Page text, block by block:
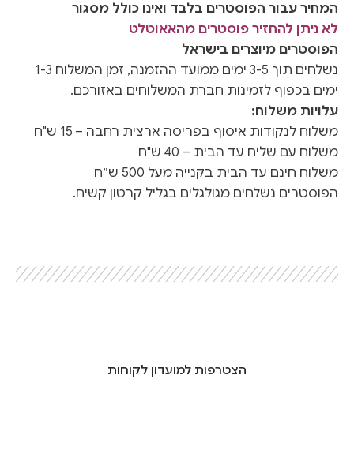
המחיר עבור הפוסטרים בלבד ואינו כולל מסגור
לא ניתן להחזיר פוסטרים מהאאוטלט
הפוסטרים מיוצרים בישראל
נשלחים תוך 3-5 ימים ממועד ההזמנה, זמן המשלוח 1-3
ימים בכפוף לזמינות חברת המשלוחים באזורכם.
עלויות משלוח:
משלוח לנקודות איסוף בפריסה ארצית רחבה – 15 ש"ח
משלוח עם שליח עד הבית – 40 ש"ח
משלוח חינם עד הבית בקנייה מעל 500 ש״ח
הפוסטרים נשלחים מגולגלים בגליל קרטון קשיח.
הצטרפות למועדון לקוחות